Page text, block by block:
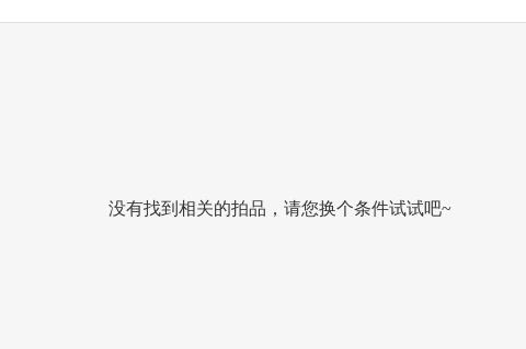
没有找到相关的拍品，请您换个条件试试吧~